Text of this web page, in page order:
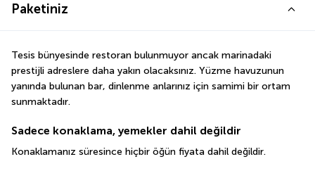
Paketiniz
Tesis bünyesinde restoran bulunmuyor ancak marinadaki
prestijli adreslere daha yakın olacaksınız. Yüzme havuzunun
yanında bulunan bar, dinlenme anlarınız için samimi bir ortam
sunmaktadır.
Sadece konaklama, yemekler dahil değildir
Konaklamanız süresince hiçbir öğün fiyata dahil değildir.